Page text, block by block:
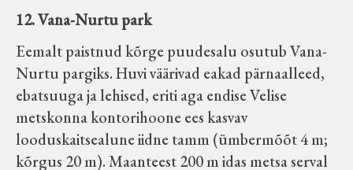
12. Vana-Nurtu park
Eemalt paistnud kõrge puudesalu osutub Vana-
Nurtu pargiks. Huvi väärivad eakad pärnaalleed,
ebatsuuga ja lehised, eriti aga endise Velise
metskonna kontorihoone ees kasvav
looduskaitsealune iidne tamm (ümbermõõt 4 m;
kõrgus 20 m). Maanteest 200 m idas metsa serval